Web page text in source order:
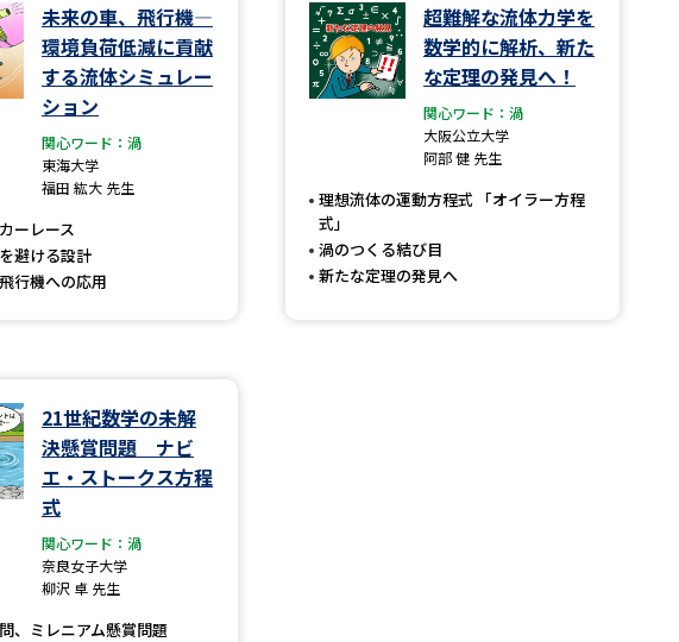
料から請求
大学院の資料請求
留学・進学関連、塾・予備校
験案内」の請求
験上の配慮案内」の請求
高等学校卒業程度認定試験
小学校教員資格認定試験
格認定試験
特徴を調べる
特集
国際・グローバルに強い大学特集
奨学金・特待生制度特集
タート号特集ページ（高3生用）
ージ（高2生用）
未来の車、飛行機―
環境負荷低減に貢献
する流体シミュレー
ション
関心ワード：渦
東海大学
福田 紘大 先生
ーレース
避ける設計
行機への応用
超難解な流体力学を
数学的に解析、新た
な定理の発見へ！
関心ワード：渦
大阪公立大学
阿部 健 先生
理想流体の運動方程式 「オイラー方程
式」
渦のつくる結び目
新たな定理の発見へ
21世紀数学の未解
決懸賞問題 ナビ
エ・ストークス方程
式
関心ワード：渦
奈良女子大学
柳沢 卓 先生
、ミレニアム懸賞問題